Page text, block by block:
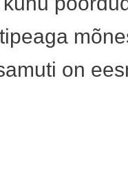
on